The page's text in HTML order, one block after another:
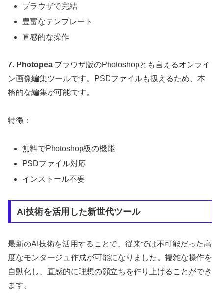
ブラウザで完結
豊富なテンプレート
直感的な操作
7. Photopea ブラウザ版のPhotoshopとも言えるオンライ
ン画像編集ツールです。PSDファイルも扱えるため、本
格的な編集が可能です。
特徴：
無料でPhotoshop級の機能
PSDファイル対応
インストール不要
AI技術を活用した新世代ツール
最新のAI技術を活用することで、従来では不可能だった高
度なモンタージュ作成が可能になりました。複雑な操作を
自動化し、直感的に理想の顔立ちを作り上げることができ
ます。